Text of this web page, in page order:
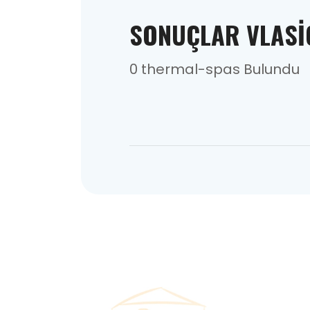
SONUÇLAR
0 thermal-spas Bulundu